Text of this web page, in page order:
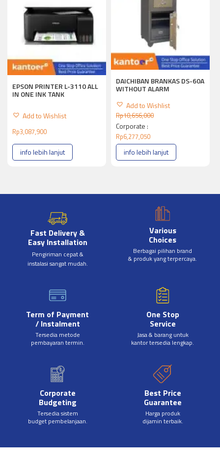
EPSON PRINTER L-3110 ALL
IN ONE INK TANK
Add to Wishlist
Rp3,087,900
info lebih lanjut
DAICHIBAN BRANKAS DS-60A
WITHOUT ALARM
Add to Wishlist
Rp10,656,000
Corporate :
Rp6,277,050
info lebih lanjut
Fast Delivery &
Easy Installation
Pengiriman cepat &
instalasi sangat mudah.
Various
Choices
Berbagai pilihan brand
& produk yang terpercaya.
Term of Payment
/ Instalment
Tersedia metode
pembayaran termin.
One Stop
Service
Jasa & barang untuk
kantor tersedia lengkap.
Corporate
Budgeting
Tersedia sistem
budget pembelanjaan.
Best Price
Guarantee
Harga produk
dijamin terbaik.